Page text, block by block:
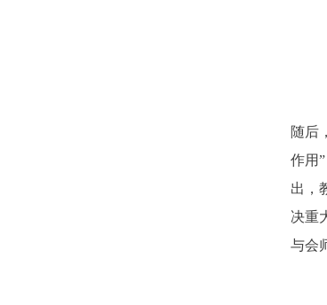
随后
作用
出，
决重
与会